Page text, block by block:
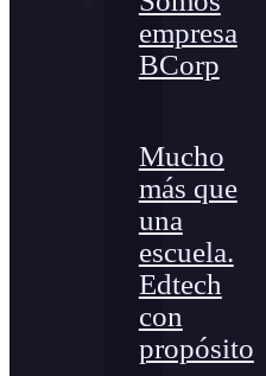
empresa
BCorp
Mucho
más que
una
escuela.
Edtech
con
propósito